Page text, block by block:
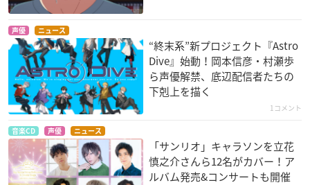
声優 ニュース
“終末系”新プロジェクト『Astro
Dive』始動！岡本信彦・村瀬歩
ら声優解禁、底辺配信者たちの
下剋上を描く
1コメント
音楽CD 声優 ニュース
「サンリオ」キャラソンを立花
慎之介さんら12名がカバー！ア
ルバム発売&コンサートも開催